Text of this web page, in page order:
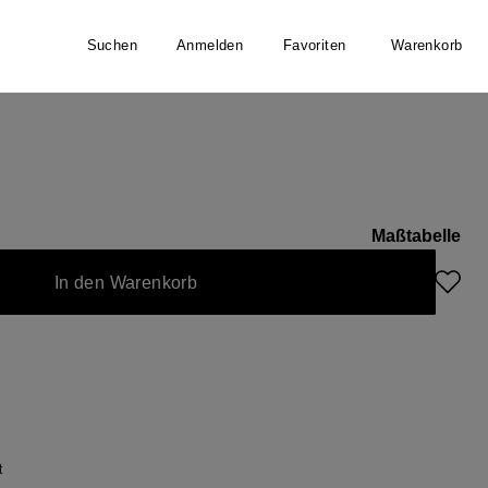
Suchen Anmelden Favoriten Warenkorb
Seide
Maßtabelle
In den Warenkorb